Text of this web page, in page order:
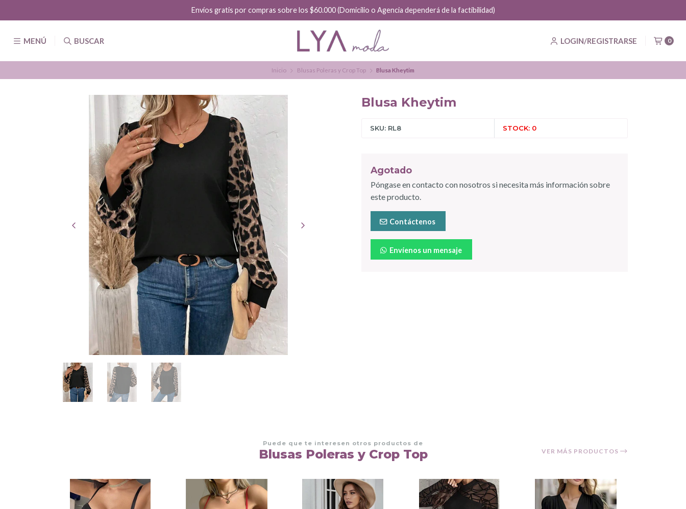
MENÚ BUSCAR LOGIN/REGISTRARSE 0
Envíos gratis por compras sobre los $60.000 (Domicilio o Agencia dependerá de la factibilidad)
Inicio Blusas Poleras y Crop Top Blusa Kheytim
Blusa Kheytim
SKU: RL8 STOCK: 0
Agotado
Póngase en contacto con nosotros si necesita más información sobre
este producto.
Contáctenos
Envíenos un mensaje
Puede que te interesen otros productos de
Blusas Poleras y Crop Top VER MÁS PRODUCTOS